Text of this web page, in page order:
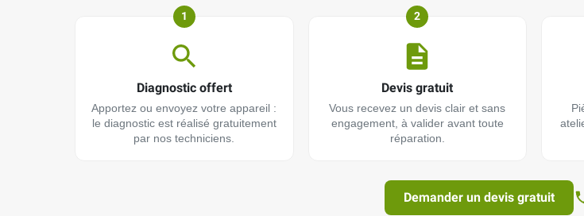
1
Diagnostic offert
Apportez ou envoyez votre appareil :
le diagnostic est réalisé gratuitement
par nos techniciens.
2
Devis gratuit
Vous recevez un devis clair et sans
engagement, à valider avant toute
réparation.
Demander un devis gratuit